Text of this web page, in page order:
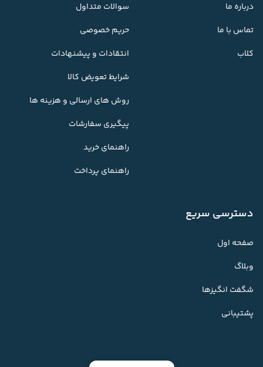
درباره ما
تماس با ما
کلاب
سوالات متداول
حریم خصوصی
انتقادات و پیشنهادات
شرایط تعویض کالا
روش های ارسالی و هزینه ها
پیگیری سفارشات
راهنمای خرید
راهنمای پرداخت
دسترسی سریع
صفحه اول
وبلاگ
شگفت انگیزها
پشتیبانی